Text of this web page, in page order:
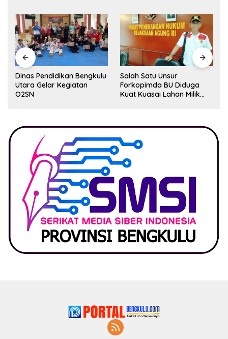
Dinas Pendidikan Bengkulu
Utara Gelar Kegiatan
O2SN
Salah Satu Unsur
Forkopimda BU Diduga
Kuat Kuasai Lahan Milik